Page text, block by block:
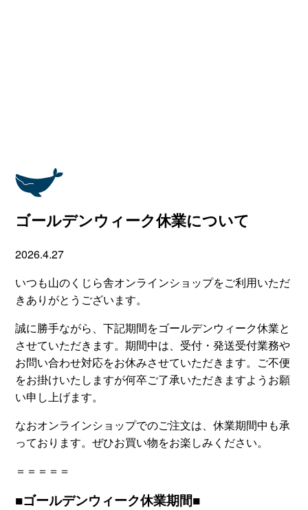
ゴールデンウィーク休業について
2026.4.27
いつも山のくじら舎オンラインショップをご利用いただ
きありがとうございます。
誠に勝手ながら、下記期間をゴールデンウィーク休業と
させていただきます。期間中は、受付・発送受付業務や
お問い合わせ対応をお休みさせていただきます。ご不便
をお掛けいたしますが何卒ご了承いただきますようお願
い申し上げます。
なおオンラインショップでのご注文は、休業期間中も承
っております。ぜひお買い物をお楽しみください。
＝＝＝＝＝
■ゴールデンウィーク休業期間■